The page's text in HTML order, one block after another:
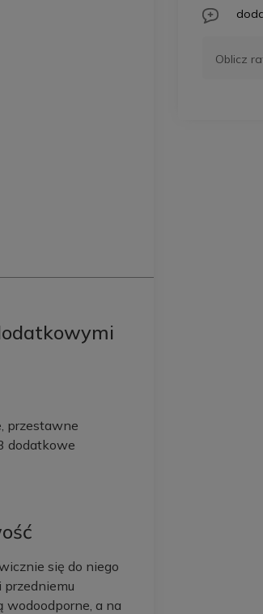
przestawne
dodatkowe
się do niego
przedniemu
wodoodporne, a na
Oblicz